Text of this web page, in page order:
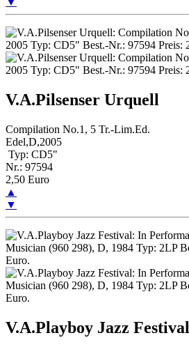
V.A.Pilsenser Urquell
Compilation No.1, 5 Tr.-Lim.Ed.
Edel,D,2005
Typ: CD5"
Nr.: 97594
2,50 Euro
▲
▼
V.A.Playboy Jazz Festival